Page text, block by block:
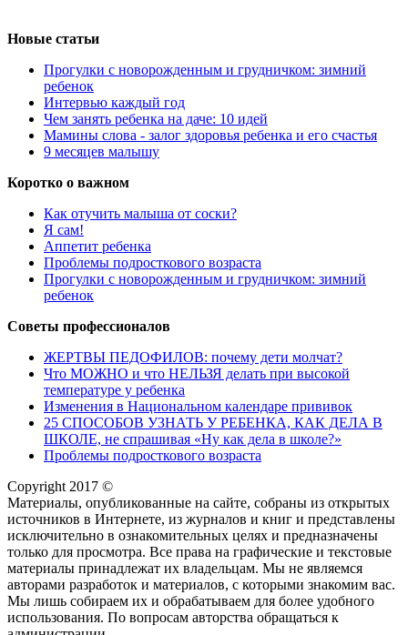
Новые статьи
Прогулки с новорожденным и грудничком: зимний
ребенок
Интервью каждый год
Чем занять ребенка на даче: 10 идей
Мамины слова - залог здоровья ребенка и его счастья
9 месяцев малышу
Коротко о важном
Как отучить малыша от соски?
Я сам!
Аппетит ребенка
Проблемы подросткового возраста
Прогулки с новорожденным и грудничком: зимний
ребенок
Советы профессионалов
ЖЕРТВЫ ПЕДОФИЛОВ: почему дети молчат?
Что МОЖНО и что НЕЛЬЗЯ делать при высокой
температуре у ребенка
Изменения в Национальном календаре прививок
25 СПОСОБОВ УЗНАТЬ У РЕБЕНКА, КАК ДЕЛА В
ШКОЛЕ, не спрашивая «Ну как дела в школе?»
Проблемы подросткового возраста
Copyright 2017 ©
Материалы, опубликованные на сайте, собраны из открытых
источников в Интернете, из журналов и книг и представлены
исключительно в ознакомительных целях и предназначены
только для просмотра. Все права на графические и текстовые
материалы принадлежат их владельцам. Мы не являемся
авторами разработок и материалов, с которыми знакомим вас.
Мы лишь собираем их и обрабатываем для более удобного
использования. По вопросам авторства обращаться к